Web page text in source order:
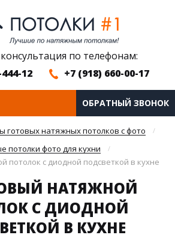
по телефонам:
12
+7 (918) 660-00-17
ОБРАТНЫЙ ЗВОНОК
готовых натяжных потолков с фото
потолки фото для кухни
потолок с диодной подсветкой в кухне
НАТЯЖНОЙ
С ДИОДНОЙ
В КУХНЕ